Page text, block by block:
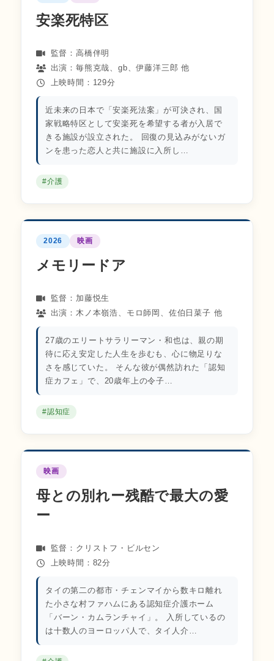
安楽死特区
監督：高橋伴明
出演：毎熊克哉、gb、伊藤洋三郎 他
上映時間：129分
近未来の日本で「安楽死法案」が可決され、国
家戦略特区として安楽死を希望する者が入居で
きる施設が設立された。 回復の見込みがないガ
ンを患った恋人と共に施設に入所し…
#介護
2026 映画
メモリードア
監督：加藤悦生
出演：木ノ本嶺浩、モロ師岡、佐伯日菜子 他
27歳のエリートサラリーマン・和也は、親の期
待に応え安定した人生を歩むも、心に物足りな
さを感じていた。 そんな彼が偶然訪れた「認知
症カフェ」で、20歳年上の令子…
#認知症
映画
母との別れー残酷で最大の愛
ー
監督：クリストフ・ビルセン
上映時間：82分
タイの第二の都市・チェンマイから数キロ離れ
た小さな村ファハムにある認知症介護ホーム
「バーン・カムランチャイ」。 入所しているの
は十数人のヨーロッパ人で、タイ人介…